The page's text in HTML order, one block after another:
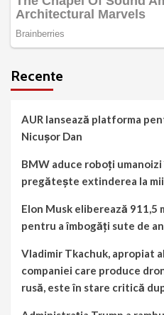
Recente
AUR lansează platforma
Nicușor Dan
BMW aduce roboți
pregătește extinderea la
Elon Musk eliberează 911,5
pentru a îmbogăți sute de
Vladimir Tkachuk, apropiat
companiei care produce
rusă, este în stare critică